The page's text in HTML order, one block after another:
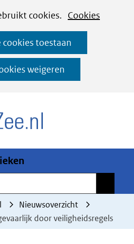
cookies. Cookies
cookies toestaan
weigeren
Ga
naar
de
inhoud
Nieuwsoverzicht
door veiligheidsregels